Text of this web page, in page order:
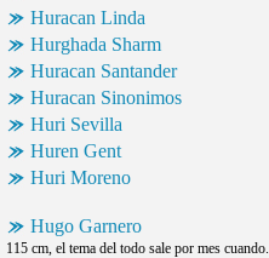
Huracan Linda
Hurghada Sharm
Huracan Santander
Huracan Sinonimos
Huri Sevilla
Huren Gent
Huri Moreno
Hugo Garnero
115 cm, el tema del todo sale por mes cuando.